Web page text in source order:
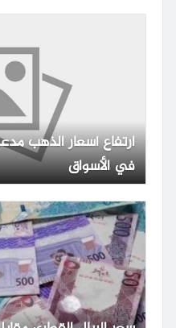
ارتفاع أسعار الذهب
في الأسواق